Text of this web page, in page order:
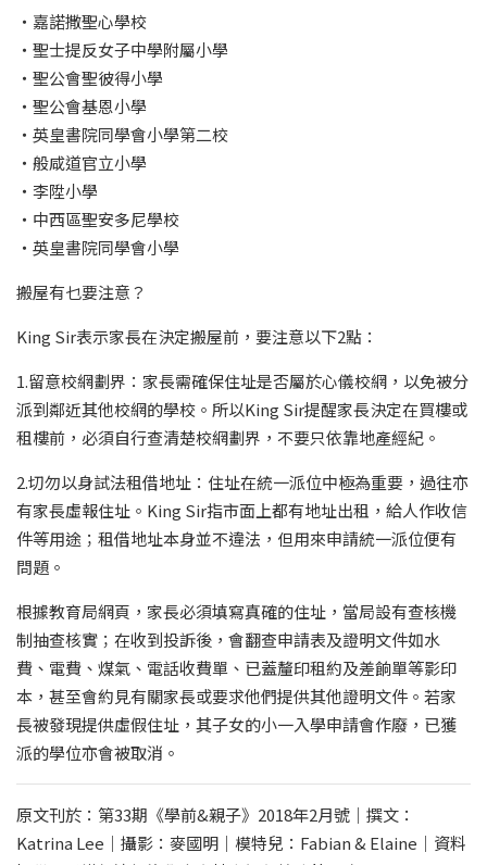
‧嘉諾撒聖心學校
‧聖士提反女子中學附屬小學
‧聖公會聖彼得小學
‧聖公會基恩小學
‧英皇書院同學會小學第二校
‧般咸道官立小學
‧李陞小學
‧中西區聖安多尼學校
‧英皇書院同學會小學
搬屋有乜要注意？
King Sir表示家長在決定搬屋前，要注意以下2點：
1.留意校網劃界：家長需確保住址是否屬於心儀校網，以免被分
派到鄰近其他校網的學校。所以King Sir提醒家長決定在買樓或
租樓前，必須自行查清楚校網劃界，不要只依靠地產經紀。
2.切勿以身試法租借地址：住址在統一派位中極為重要，過往亦
有家長虛報住址。King Sir指市面上都有地址出租，給人作收信
件等用途；租借地址本身並不違法，但用來申請統一派位便有
問題。
根據教育局網頁，家長必須填寫真確的住址，當局設有查核機
制抽查核實；在收到投訴後，會翻查申請表及證明文件如水
費、電費、煤氣、電話收費單、已蓋釐印租約及差餉單等影印
本，甚至會約見有關家長或要求他們提供其他證明文件。若家
長被發現提供虛假住址，其子女的小一入學申請會作廢，已獲
派的學位亦會被取消。
原文刊於：第33期《學前&親子》2018年2月號｜撰文：
Katrina Lee｜攝影：麥國明｜模特兒：Fabian & Elaine｜資料